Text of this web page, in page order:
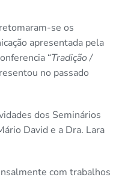
se os
apresentada pela
“Tradição /
no passado
dos Seminários
David e a Dra. Lara
com trabalhos